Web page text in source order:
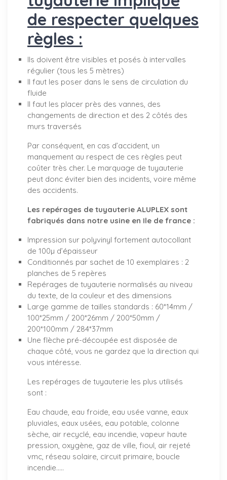
de respecter quelques
règles :
Ils doivent être visibles et posés à intervalles
régulier (tous les 5 mètres)
Il faut les poser dans le sens de circulation du
fluide
Il faut les placer près des vannes, des
changements de direction et des 2 côtés des
murs traversés
Par conséquent, en cas d’accident, un
manquement au respect de ces règles peut
coûter très cher. Le marquage de tuyauterie
peut donc éviter bien des incidents, voire même
des accidents.
Les repérages de tuyauterie ALUPLEX sont
fabriqués dans notre usine en Ile de france :
Impression sur polyvinyl fortement autocollant
de 100µ d’épaisseur
Conditionnés par sachet de 10 exemplaires : 2
planches de 5 repères
Repérages de tuyauterie normalisés au niveau
du texte, de la couleur et des dimensions
Large gamme de tailles standards : 60*14mm /
100*25mm / 200*26mm / 200*50mm /
200*100mm / 284*37mm
Une flèche pré-découpée est disposée de
chaque côté, vous ne gardez que la direction qui
vous intéresse.
Les repérages de tuyauterie les plus utilisés
sont :
Eau chaude, eau froide, eau usée vanne, eaux
pluviales, eaux usées, eau potable, colonne
sèche, air recyclé, eau incendie, vapeur haute
pression, oxygène, gaz de ville, fioul, air rejeté
vmc, réseau solaire, circuit primaire, boucle
incendie.....